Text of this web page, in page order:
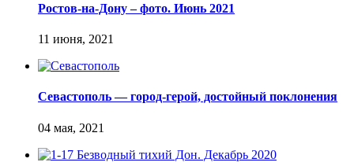
Ростов-на-Дону – фото. Июнь 2021
Севастополь — город-герой, достойный поклонения